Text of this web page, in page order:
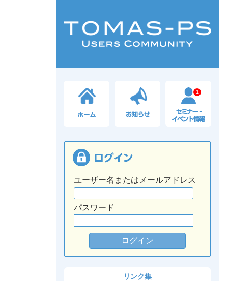
1
ユーザー名またはメールアドレス
パスワード
リンク集